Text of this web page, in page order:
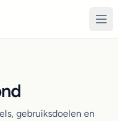
gebruiksdoelen en